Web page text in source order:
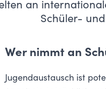
an
Schüler-
Wer nimmt an
Jugendaustausch ist